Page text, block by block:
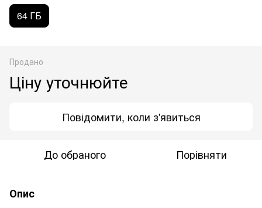
64 ГБ
Продано
Ціну уточнюйте
Повідомити, коли з'явиться
До обраного Порівняти
Опис